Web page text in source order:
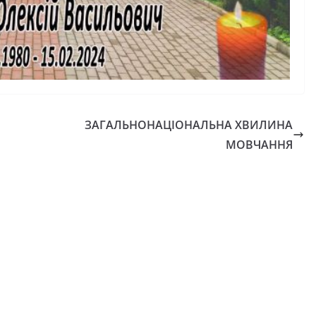
ЗАГАЛЬНОНАЦІОНАЛЬНА ХВИЛИНА
МОВЧАННЯ
спекою
06.08.2026 gormr